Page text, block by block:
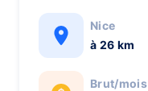
Nice
à 26 km
Brut/mois